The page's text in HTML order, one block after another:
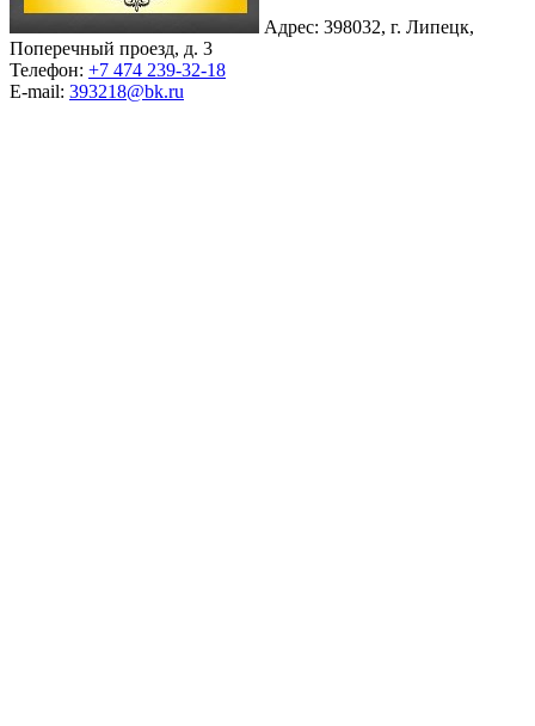
Адрес: 398032, г. Липецк,
Поперечный проезд, д. 3
Телефон: +7 474 239-32-18
E-mail: 393218@bk.ru